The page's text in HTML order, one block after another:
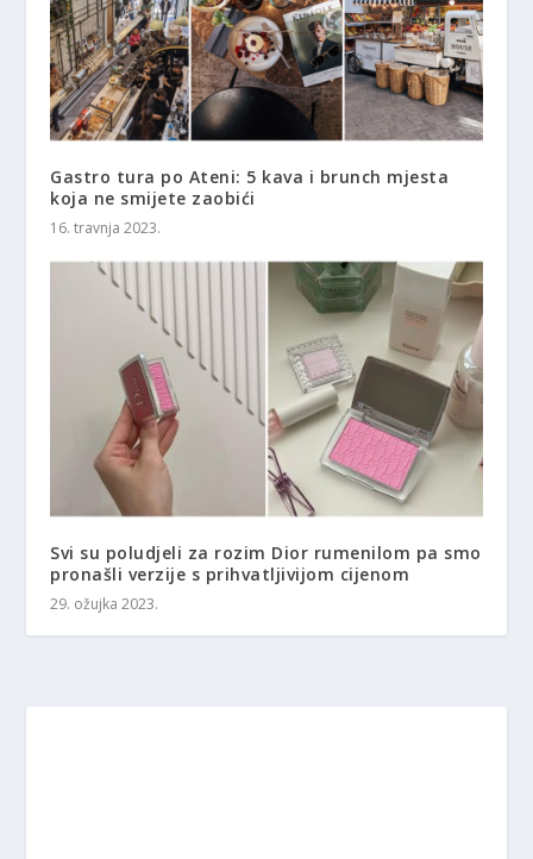
Gastro tura po Ateni: 5 kava i brunch mjesta
koja ne smijete zaobići
16. travnja 2023.
Svi su poludjeli za rozim Dior rumenilom pa smo
pronašli verzije s prihvatljivijom cijenom
29. ožujka 2023.